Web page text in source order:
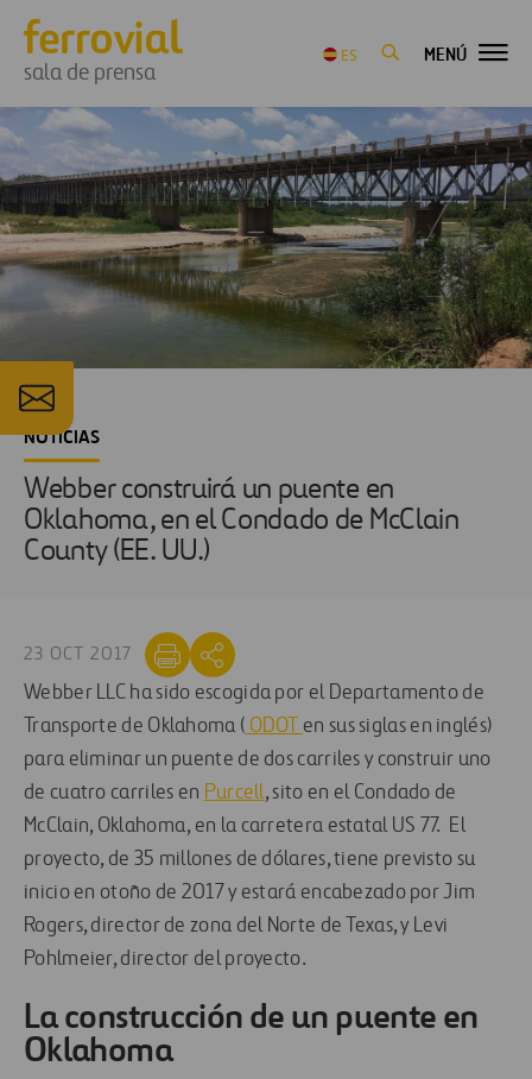
sala de prensa
ES MENÚ
NOTICIAS
Webber construirá un puente en
Oklahoma, en el Condado de McClain
County (EE. UU.)
23 OCT 2017
Webber LLC ha sido escogida por el Departamento de
Transporte de Oklahoma ( ODOT en sus siglas en inglés)
para eliminar un puente de dos carriles y construir uno
de cuatro carriles en Purcell, sito en el Condado de
McClain, Oklahoma, en la carretera estatal US 77. El
proyecto, de 35 millones de dólares, tiene previsto su
inicio en otoño de 2017 y estará encabezado por Jim
Rogers, director de zona del Norte de Texas, y Levi
Pohlmeier, director del proyecto.
La construcción de un puente en
Oklahoma